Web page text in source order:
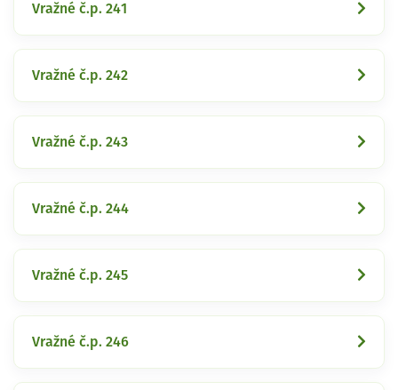
Vražné č.p. 241
Vražné č.p. 242
Vražné č.p. 243
Vražné č.p. 244
Vražné č.p. 245
Vražné č.p. 246